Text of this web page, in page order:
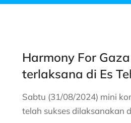
Harmony For
terlaksana di Es
Sabtu (31/08/2024) mini
telah sukses dilaksanakan